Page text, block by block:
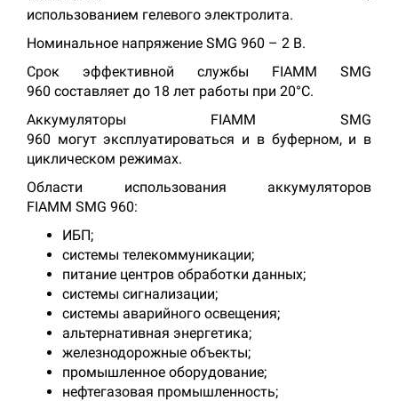
использованием гелевого электролита.
Номинальное напряжение SMG 960 – 2 В.
Срок эффективной службы FIAMM SMG
960 составляет до 18 лет работы при 20°C.
Аккумуляторы FIAMM SMG
960 могут эксплуатироваться и в буферном, и в
циклическом режимах.
Области использования аккумуляторов
FIAMM SMG 960:
ИБП;
системы телекоммуникации;
питание центров обработки данных;
системы сигнализации;
системы аварийного освещения;
альтернативная энергетика;
железнодорожные объекты;
промышленное оборудование;
нефтегазовая промышленность;